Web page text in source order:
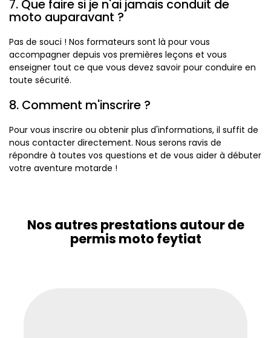
7. Que faire si je n'ai jamais conduit de
moto auparavant ?
Pas de souci ! Nos formateurs sont là pour vous
accompagner depuis vos premières leçons et vous
enseigner tout ce que vous devez savoir pour conduire en
toute sécurité.
8. Comment m'inscrire ?
Pour vous inscrire ou obtenir plus d'informations, il suffit de
nous contacter directement. Nous serons ravis de
répondre à toutes vos questions et de vous aider à débuter
votre aventure motarde !
Nos autres prestations autour de
permis moto feytiat